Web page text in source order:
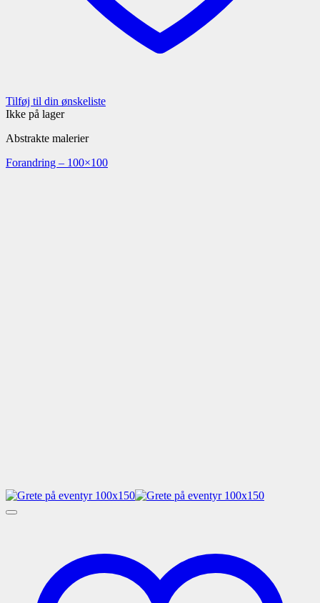
Tilføj til din ønskeliste
Ikke på lager
Abstrakte malerier
Forandring – 100×100